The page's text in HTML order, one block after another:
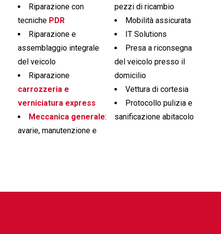
Riparazione con
tecniche PDR
Riparazione e
assemblaggio integrale
del veicolo
Riparazione
carrozzeria e
verniciatura express
Meccanica generale:
avarie, manutenzione e
pezzi di ricambio
Mobilità assicurata
IT Solutions
Presa a riconsegna
del veicolo presso il
domicilio
Vettura di cortesia
Protocollo pulizia e
sanificazione abitacolo